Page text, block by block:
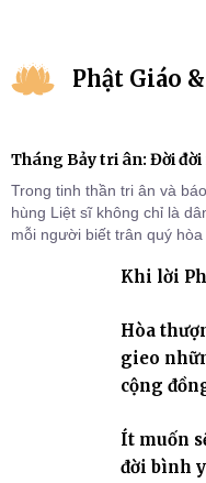
Phật Giáo
Tháng Bảy tri ân: Đời
Trong tinh thần tri ân và
hùng Liệt sĩ không chỉ là
mỗi người biết trân quý
Khi lời
Hòa
gieo
cộng
Ít muốn
đời bình